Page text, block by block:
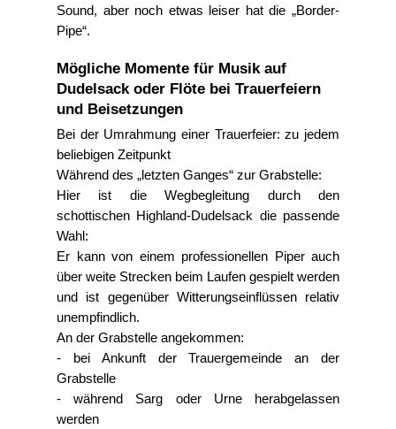
Sound, aber noch etwas leiser hat die
Border-
Pipe .
Mögliche Momente für Musik auf
Dudelsack oder Flöte bei Trauerfeiern
und Beisetzungen
Bei der Umrahmung einer Trauerfeier: zu jedem
beliebigen Zeitpunkt
Während des
letzten Ganges zur Grabstelle:
Hier ist die Wegbegleitung durch den
schottischen Highland-Dudelsack die passende
Wahl:
Er kann von einem professionellen Piper auch
über weite Strecken beim Laufen gespielt werden
und ist gegenüber Witterungseinflüssen relativ
unempfindlich.
An der Grabstelle angekommen:
- bei Ankunft der Trauergemeinde an der
Grabstelle
- während Sarg oder Urne herabgelassen
werden